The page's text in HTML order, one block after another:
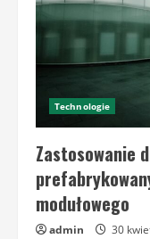
Technologie
Zastosowanie
modułowego
admin 30